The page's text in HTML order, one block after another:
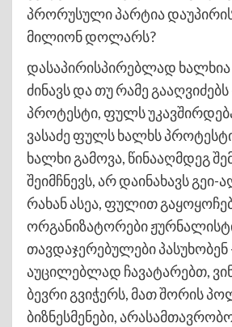
პრორუსული პარტია
მილიონ დოლარს?
დასაპირისპირებლად
ძინავს და თუ რამე
პროტესტი, ფულს
ვასაძე ფულს ხალხს
ხალხი გამოვა, წინააღმდეგ
შეიმჩნევს, არ დაინახავს
რახან ასეა, ფულით
ორგანიზატორები
თავდაჯერებულები პასუხობენ
აუცილებლად ჩავატარებთ,
ბევრი გვიჭერს, მათ შორის
ბიზნესმენები,